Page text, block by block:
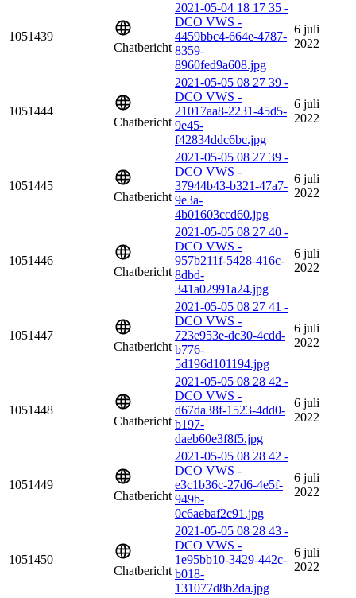
1051439
Chatbericht
2021-05-04 18 17 35 -
DCO VWS -
4459bbc4-664e-4787-
8359-
8960fed9a608.jpg
6 juli
2022
1051444
Chatbericht
2021-05-05 08 27 39 -
DCO VWS -
21017aa8-2231-45d5-
9e45-
f42834ddc6bc.jpg
6 juli
2022
1051445
Chatbericht
2021-05-05 08 27 39 -
DCO VWS -
37944b43-b321-47a7-
9e3a-
4b01603ccd60.jpg
6 juli
2022
1051446
Chatbericht
2021-05-05 08 27 40 -
DCO VWS -
957b211f-5428-416c-
8dbd-
341a02991a24.jpg
6 juli
2022
1051447
Chatbericht
2021-05-05 08 27 41 -
DCO VWS -
723e953e-dc30-4cdd-
b776-
5d196d101194.jpg
6 juli
2022
1051448
Chatbericht
2021-05-05 08 28 42 -
DCO VWS -
d67da38f-1523-4dd0-
b197-
daeb60e3f8f5.jpg
6 juli
2022
1051449
Chatbericht
2021-05-05 08 28 42 -
DCO VWS -
e3c1b36c-27d6-4e5f-
949b-
0c6aebaf2c91.jpg
6 juli
2022
1051450
Chatbericht
2021-05-05 08 28 43 -
DCO VWS -
1e95bb10-3429-442c-
b018-
131077d8b2da.jpg
6 juli
2022